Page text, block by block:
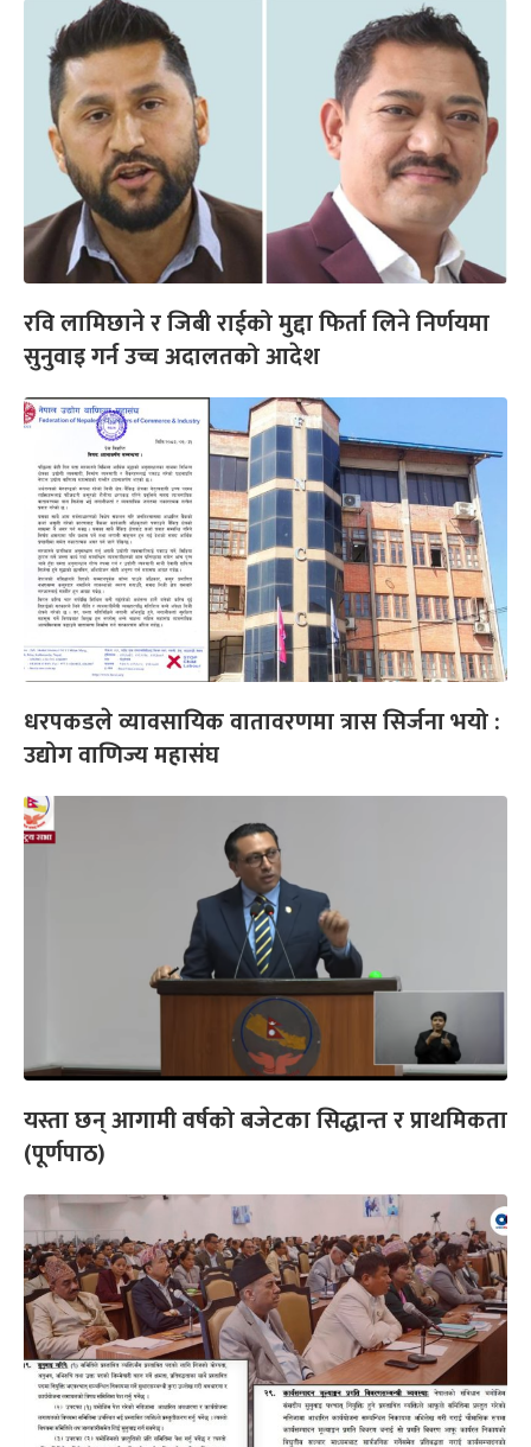
रवि लामिछाने र जिबी राईको मुद्दा फिर्ता लिने निर्णयमा
सुनुवाइ गर्न उच्च अदालतको आदेश
धरपकडले व्यावसायिक वातावरणमा त्रास सिर्जना भयो :
उद्योग वाणिज्य महासंघ
यस्ता छन् आगामी वर्षको बजेटका सिद्धान्त र प्राथमिकता
(पूर्णपाठ)